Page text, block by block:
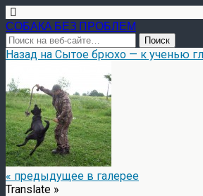
СОБАКА БЕЗ ПРОБЛЕМ
Назад на Сытое брюхо — к ученью
« предыдущее в галерее
Translate »